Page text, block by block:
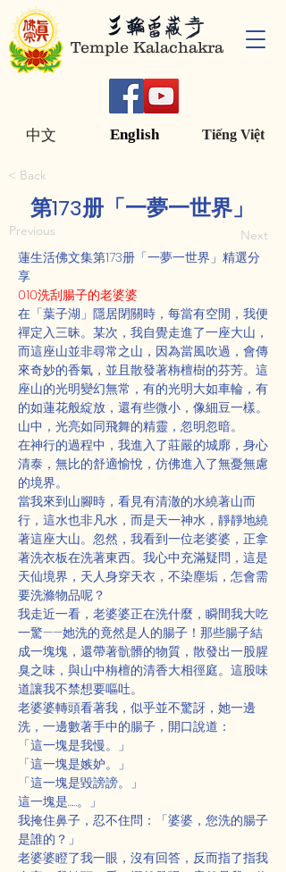
Temple Kalachakra
English Tiếng Việt
中文
< Back
第173册「一夢一世界」
Previous Next
蓮生活佛文集第173册「一夢一世界」精選分
享
010洗刮腸子的老婆婆
在「葉子湖」隱居閉關時，每當有空閒，我便
禪定入三昧。某次，我自覺走進了一座大山，
而這座山並非尋常之山，因為當風吹過，會傳
來奇妙的香氣，並且散發著栴檀樹的芬芳。這
座山的光明變幻無常，有的光明大如車輪，有
的如蓮花般綻放，還有些微小，像細豆一樣。
山中，光亮如同飛舞的精靈，忽明忽暗。
在神行的過程中，我進入了莊嚴的城廓，身心
清泰，無比的舒適愉悅，仿佛進入了無憂無慮
的境界。
當我來到山腳時，看見有清澈的水繞著山而
行，這水也非凡水，而是天一神水，靜靜地繞
著這座大山。忽然，我看到一位老婆婆，正拿
著洗衣板在洗著東西。我心中充滿疑問，這是
天仙境界，天人身穿天衣，不染塵垢，怎會需
要洗滌物品呢？
我走近一看，老婆婆正在洗什麼，瞬間我大吃
一驚——她洗的竟然是人的腸子！那些腸子結
成一塊塊，還帶著骯髒的物質，散發出一股腥
臭之味，與山中栴檀的清香大相徑庭。這股味
道讓我不禁想要嘔吐。
老婆婆轉頭看著我，似乎並不驚訝，她一邊
洗，一邊數著手中的腸子，開口說道：
「這一塊是我慢。」
「這一塊是嫉妒。」
「這一塊是毀謗謗。」
這一塊是……。」
我掩住鼻子，忍不住問：「婆婆，您洗的腸子
是誰的？」
老婆婆瞪了我一眼，沒有回答，反而指了指我